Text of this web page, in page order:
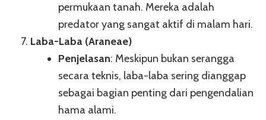
permukaan tanah. Mereka adalah
predator yang sangat aktif di malam hari.
Laba-Laba (Araneae)
Penjelasan: Meskipun bukan serangga
secara teknis, laba-laba sering dianggap
sebagai bagian penting dari pengendalian
hama alami.